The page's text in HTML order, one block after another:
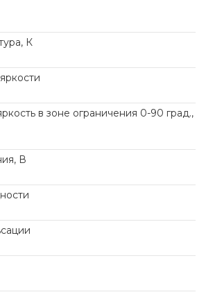
К
в зоне ограничения 0-90 град.,
В